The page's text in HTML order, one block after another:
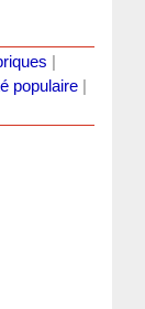
populaire